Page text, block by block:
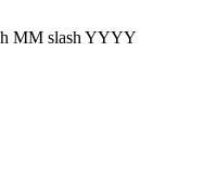
MM slash YYYY